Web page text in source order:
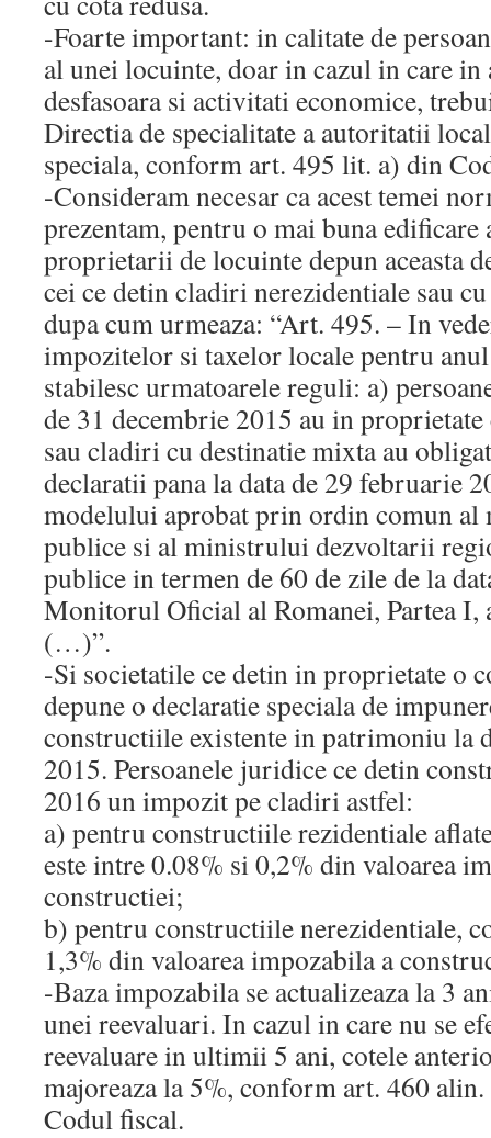
-Foarte important: in calitate de
al unei locuinte, doar in cazul in care in
desfasoara si activitati economice,
Directia de specialitate a autoritatii
speciala, conform art. 495 lit. a) din
-Consideram necesar ca acest temei
prezentam, pentru o mai buna
proprietarii de locuinte depun aceasta
cei ce detin cladiri nerezidentiale sau
dupa cum urmeaza: “Art. 495. – In
impozitelor si taxelor locale pentru
stabilesc urmatoarele reguli: a)
de 31 decembrie 2015 au in
sau cladiri cu destinatie mixta au
declaratii pana la data de 29 februarie
modelului aprobat prin ordin comun
publice si al ministrului dezvoltarii
publice in termen de 60 de zile de la
Monitorul Oficial al Romanei, Partea I,
(…)”.
-Si societatile ce detin in proprietate o
depune o declaratie speciala de
constructiile existente in patrimoniu la
2015. Persoanele juridice ce detin
2016 un impozit pe cladiri astfel:
a) pentru constructiile rezidentiale
este intre 0.08% si 0,2% din valoarea
constructiei;
b) pentru constructiile nerezidentiale,
1,3% din valoarea impozabila a
-Baza impozabila se actualizeaza la 3
unei reevaluari. In cazul in care nu se
reevaluare in ultimii 5 ani, cotele
majoreaza la 5%, conform art. 460
Codul fiscal.